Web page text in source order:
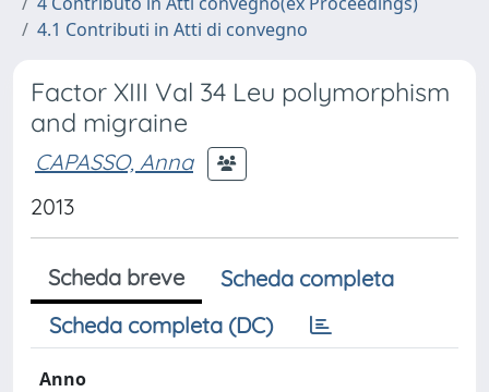
4.1 Contributi in Atti di convegno
Factor XIII Val 34 Leu polymorphism
and migraine
CAPASSO, Anna
2013
Scheda breve
Scheda completa
Scheda completa (DC)
Anno